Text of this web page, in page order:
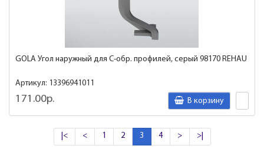
GOLA Угол наружный для C-обр. профилей, серый 98170 REHAU
Артикул: 13396941011
171.00р. В корзину
|< < 1 2 3 4 > >|